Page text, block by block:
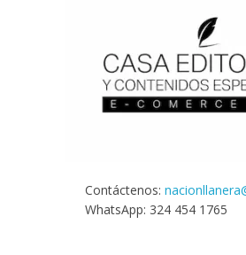
Contáctenos:
WhatsApp: 324 454 1765